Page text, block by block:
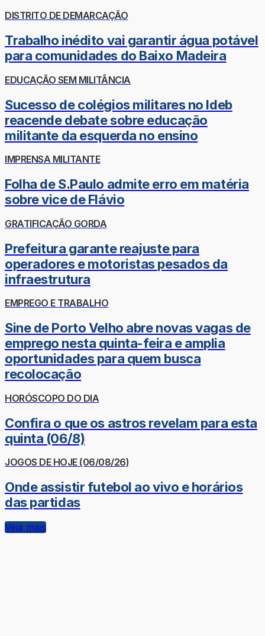
DISTRITO DE DEMARCAÇÃO
Trabalho inédito vai garantir água potável
para comunidades do Baixo Madeira
EDUCAÇÃO SEM MILITÂNCIA
Sucesso de colégios militares no Ideb
reacende debate sobre educação
militante da esquerda no ensino
IMPRENSA MILITANTE
Folha de S.Paulo admite erro em matéria
sobre vice de Flávio
GRATIFICAÇÃO GORDA
Prefeitura garante reajuste para
operadores e motoristas pesados da
infraestrutura
EMPREGO E TRABALHO
Sine de Porto Velho abre novas vagas de
emprego nesta quinta-feira e amplia
oportunidades para quem busca
recolocação
HORÓSCOPO DO DIA
Confira o que os astros revelam para esta
quinta (06/8)
JOGOS DE HOJE (06/08/26)
Onde assistir futebol ao vivo e horários
das partidas
Veja mais